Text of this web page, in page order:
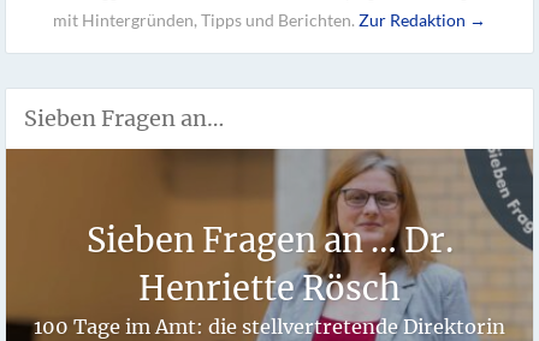
mit Hintergründen, Tipps und Berichten. Zur Redaktion →
Sieben Fragen an…
Sieben Fragen an … Dr.
Henriette Rösch
100 Tage im Amt: die stellvertretende Direktorin